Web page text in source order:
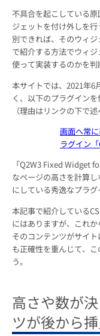
不具合を起こしている
ジェットを付け外しを
別できれば、そのウィ
で紹介する方法でウィ
使って実装するのかを判
本サイトでは、2021年6
く、以下のプラグイン
（理由はリンクの下で述
画面へ常
ラグイン
「Q2W3 Fixed Widget
なページの高さを計算
にしている秀逸なプラグ
本記事で紹介している
にはありますが、これか
そのコンテンツがサイ
も正確性を重んじて、
う。
高さや数が
ツが後から